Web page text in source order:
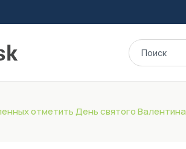
отметить День святого Валентина